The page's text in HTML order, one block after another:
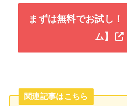
まずは無料でお試し
ム】
関連記事はこちら